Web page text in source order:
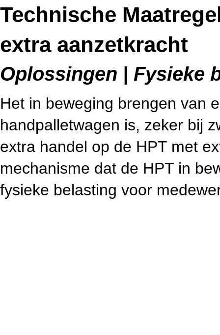
Technische
extra aanzetkracht
Oplossingen | Fysieke
Het in beweging brengen van
handpalletwagen is, zeker bij
extra handel op de HPT met
mechanisme dat de HPT in
fysieke belasting voor